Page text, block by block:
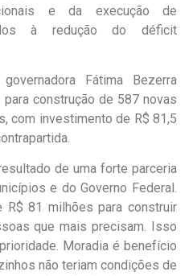
e da execução de
à redução do déficit
Fátima Bezerra
construção de 587 novas
com investimento de R$ 81,5
de uma forte parceria
e do Governo Federal.
R$ 81 milhões para construir
que mais precisam. Isso
Moradia é benefício
não teriam condições de